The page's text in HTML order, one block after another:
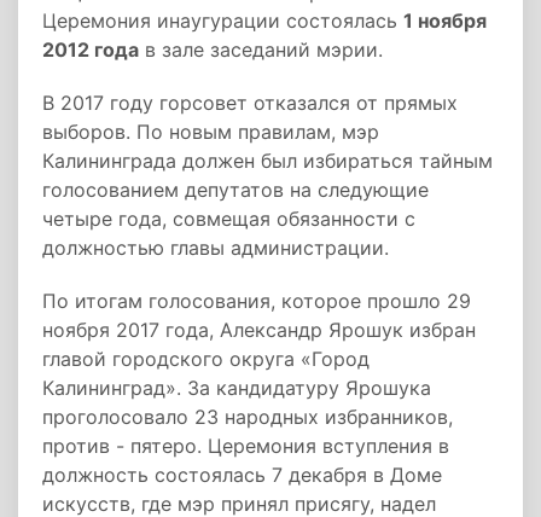
Церемония инаугурации состоялась 1 ноября
2012 года в зале заседаний мэрии.
В 2017 году горсовет отказался от прямых
выборов. По новым правилам, мэр
Калининграда должен был избираться тайным
голосованием депутатов на следующие
четыре года, совмещая обязанности с
должностью главы администрации.
По итогам голосования, которое прошло 29
ноября 2017 года, Александр Ярошук избран
главой городского округа «Город
Калининград». За кандидатуру Ярошука
проголосовало 23 народных избранников,
против - пятеро. Церемония вступления в
должность состоялась 7 декабря в Доме
искусств, где мэр принял присягу, надел